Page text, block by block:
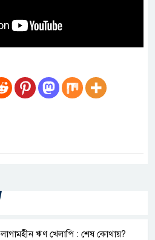
লাগামহীন ঋণ খেলাপি : শেষ কোথায়?